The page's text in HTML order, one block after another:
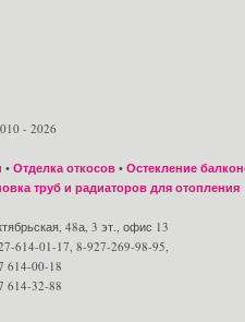
- 2026
• Отделка откосов• Остекление
труб и радиаторов для отопления
48а, 3 эт., офис 13
614-01-17, 8-927-269-98-95,
614-00-18
614-32-88